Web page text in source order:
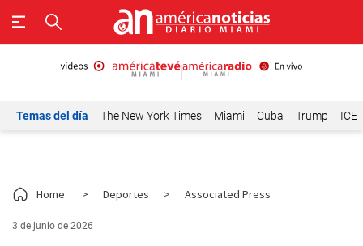
Temas del día The New York Times Miami Cuba Trump ICE
Home > Deportes > Associated Press
3 de junio de 2026